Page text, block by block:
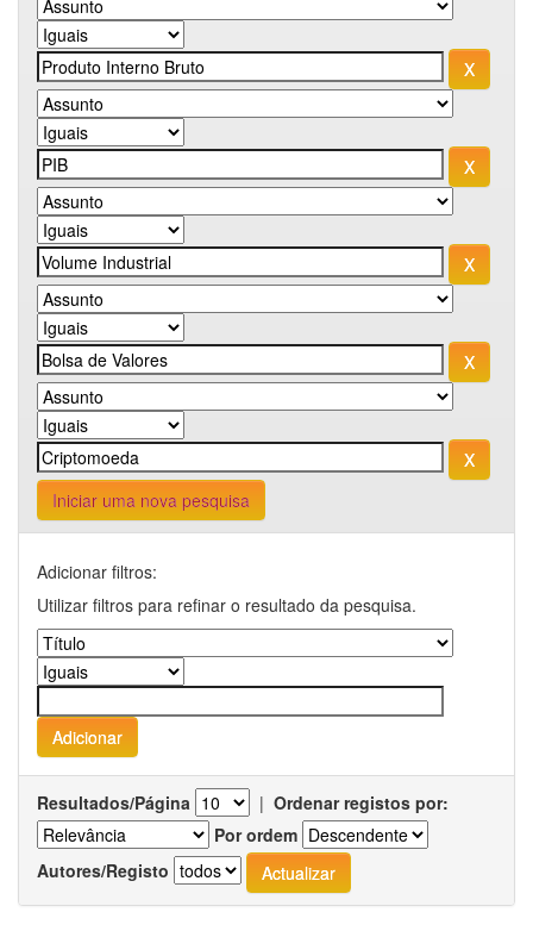
Iniciar uma nova pesquisa
Adicionar filtros:
Utilizar filtros para refinar o resultado da pesquisa.
Resultados/Página | Ordenar registos por:
Por ordem
Autores/Registo